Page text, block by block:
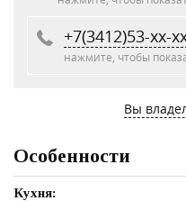
+7(3412)53-xx-
нажмите, чтобы
Вы
Особенности
Кухня: